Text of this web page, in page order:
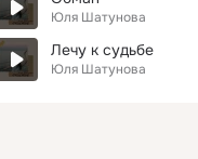
Юля Шатунова
Лечу к судьбе
Юля Шатунова